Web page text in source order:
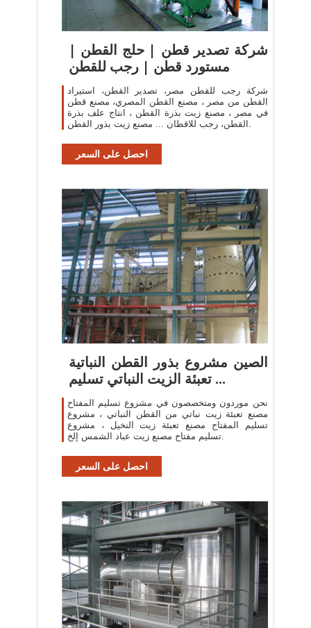
شركة تصدير قطن | حلج القطن |
مستورد قطن | رجب للقطن
شركة رجب للقطن مصر، تصدير القطن، استيراد
القطن من مصر ، مصنع القطن المصري، مصنع قطن
في مصر ، مصنع زيت بذرة القطن ، انتاج علف بذرة
القطن، رجب للاقطان ... مصنع زيت بذور القطن.
احصل على السعر
الصين مشروع بذور القطن النباتية
تعبئة الزيت النباتي تسليم ...
نحن موردون ومتخصصون في مشروع تسليم المفتاح
مصنع تعبئة زيت نباتي من القطن النباتي ، مشروع
تسليم المفتاح مصنع تعبئة زيت النخيل ، مشروع
تسليم مفتاح مصنع زيت عباد الشمس إلخ.
احصل على السعر